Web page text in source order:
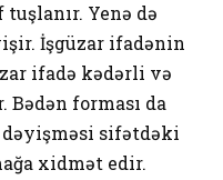
Yenə də
İşgüzar ifadənin
ifadə kədərli və
forması da
dəyişməsi sifətdəki
xidmət edir.